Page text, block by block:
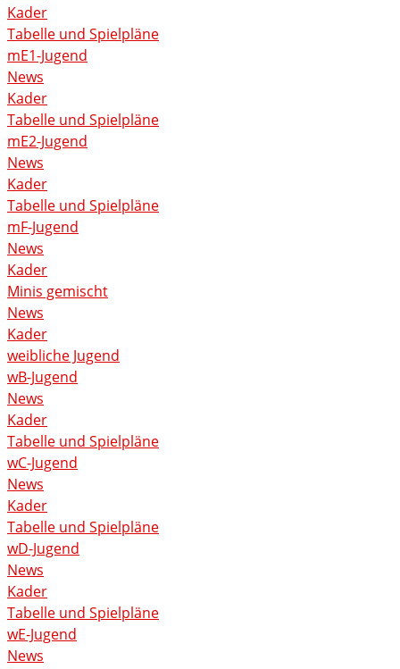
Kader
Tabelle und Spielpläne
mE1-Jugend
News
Kader
Tabelle und Spielpläne
mE2-Jugend
News
Kader
Tabelle und Spielpläne
mF-Jugend
News
Kader
Minis gemischt
News
Kader
weibliche Jugend
wB-Jugend
News
Kader
Tabelle und Spielpläne
wC-Jugend
News
Kader
Tabelle und Spielpläne
wD-Jugend
News
Kader
Tabelle und Spielpläne
wE-Jugend
News